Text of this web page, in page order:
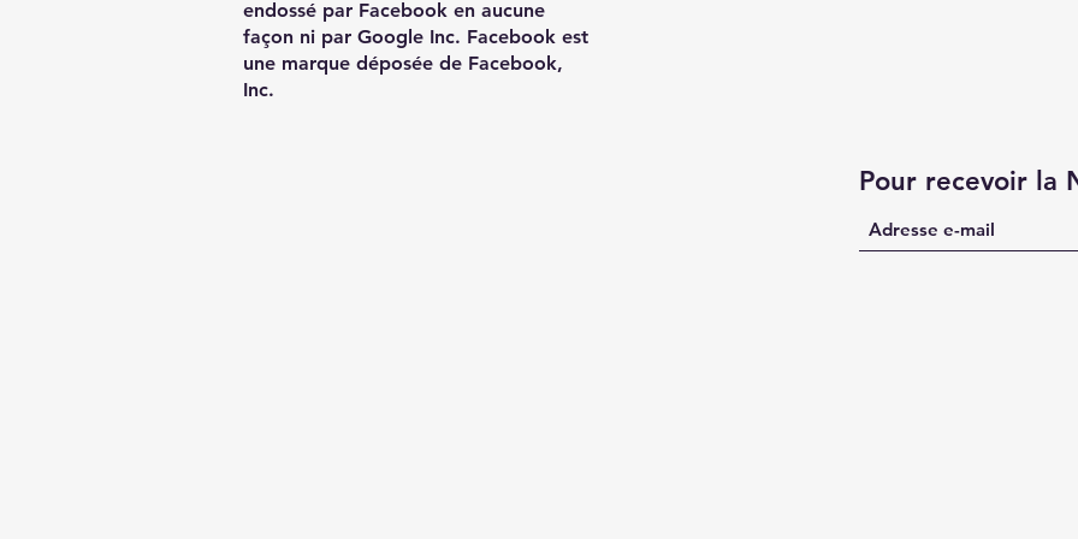
endossé par Facebook en aucune
façon ni par Google Inc. Facebook est
une marque déposée de Facebook,
Inc.
Pour recevoir la